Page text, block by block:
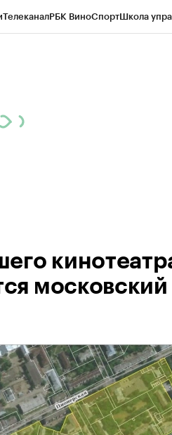
ТелеканалРБК ВиноСпортШкола
московский